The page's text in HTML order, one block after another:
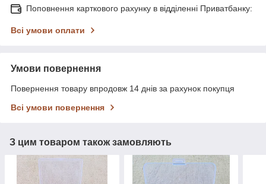
Поповнення карткового рахунку в відділенні Приватбанку:
Всі умови оплати
Умови повернення
Повернення товару впродовж 14 днів за рахунок покупця
Всі умови повернення
З цим товаром також замовляють